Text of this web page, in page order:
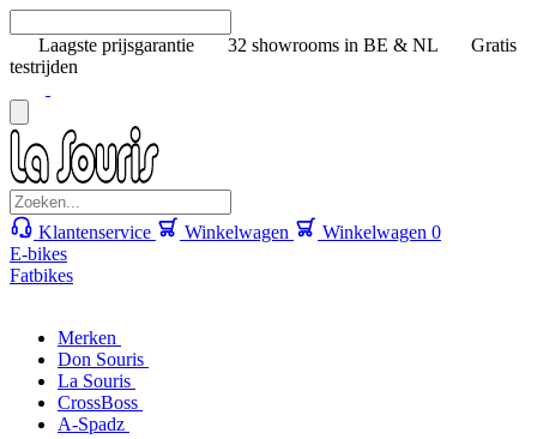
Laagste prijsgarantie 32 showrooms in BE & NL
Gratis
testrijden
Klantenservice Winkelwagen Winkelwagen 0
E-bikes
Fatbikes
Merken
Don Souris
La Souris
CrossBoss
A-Spadz